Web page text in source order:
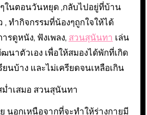
ในตอนวันหยุด ,กลับไปอยู่ที่บ้าน
ทำกิจกรรมที่น้องๆถูกใจให้ได้
รดูหนัง, ฟังเพลง, สวนสุนันทา เล่น
นาตัวเอง เพื่อให้สมองได้พักที่เกิด
นบ้าง และไม่เครียดจนเหลือเกิน
ม่ำเสมอ สวนสุนันทา
นอกเหนือจากที่จะทำให้ร่างกายมี